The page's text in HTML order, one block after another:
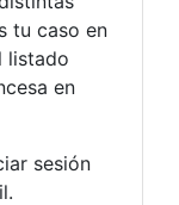
tu caso en
listado
en
sesión